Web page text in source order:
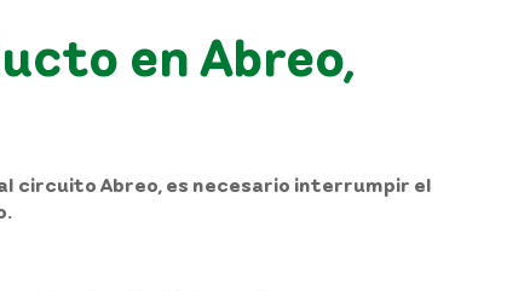
en Abreo,
circuito Abreo, es necesario interrumpir el